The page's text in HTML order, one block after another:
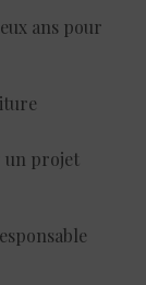
ans pour
un projet